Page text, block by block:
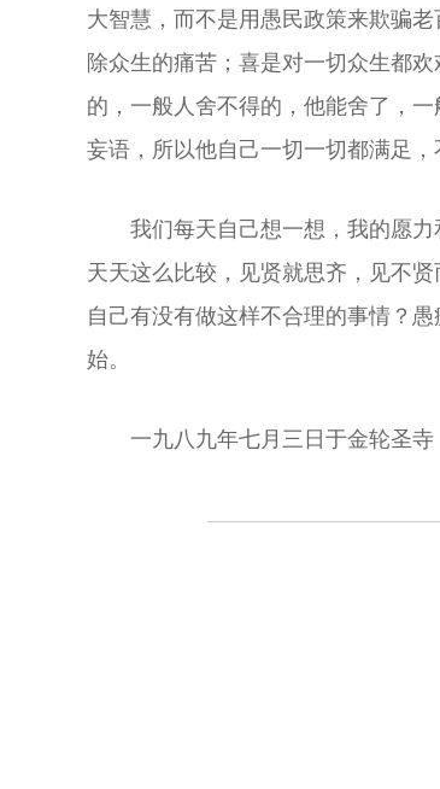
大智慧，而不是用愚民政策来欺骗
除众生的痛苦；喜是对一切众生都
的，一般人舍不得的，他能舍了，
妄语，所以他自己一切一切都满足
我们每天自己想一想，我的愿
天天这么比较，见贤就思齐，见不
自己有没有做这样不合理的事情？
始。
一九八九年七月三日于金轮圣寺